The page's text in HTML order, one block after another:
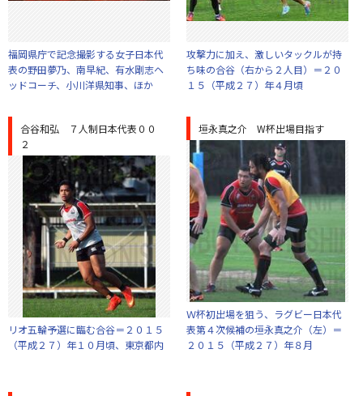
福岡県庁で記念撮影する女子日本代
表の野田夢乃、南早紀、有水剛志ヘ
ッドコーチ、小川洋県知事、ほか
攻撃力に加え、激しいタックルが持
ち味の合谷（右から２人目）＝２０
１５（平成２７）年４月頃
合谷和弘 ７人制日本代表００
２
リオ五輪予選に臨む合谷＝２０１５
（平成２７）年１０月頃、東京都内
垣永真之介 W杯出場目指す
Ｗ杯初出場を狙う、ラグビー日本代
表第４次候補の垣永真之介（左）＝
２０１５（平成２７）年８月